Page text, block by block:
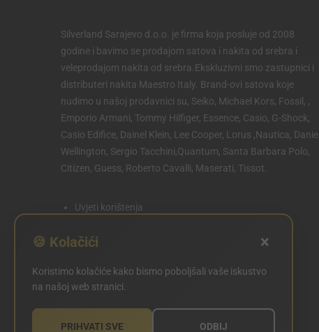
Silverland Sarajevo d.o.o. je firma koja posluje od 2008
godine i bavimo se prodajom satova i nakita od srebra i
veleprodajom nakita od srebra.Ekskluzivni smo zastupnici i
distributeri nakita Maestro Italy. Brand-ovi satova koje
nudimo u našoj prodavnici su, Seiko, Michael Kors, Fossil, ,
Emporio Armani, Tommy Hilfiger, Essence, Casio, G-Shock,
Casio Edifice, Dainel Klein, Lee Cooper, Lorus ,Nautica, Daniel
Wellington, Sergio Tacchini,Quantum, Santa Barbara Polo,
Citizen, Guess, Roberto Cavalli, Maserati, Tissot.
Uvjeti korištenja
Politika kolačića
POSTAVKE KOLAČIĆA
🍪 Kolačići ×
Koristimo kolačiće kako bismo poboljšali vaše iskustvo
na našoj web stranici.
PRIHVATI SVE ODBIJ